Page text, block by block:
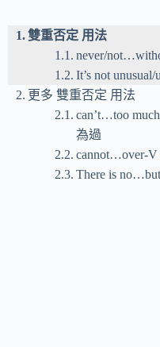
雙重否定 用法
never/
It’s not
更多 雙重否定 用法
can’t…too
為過
cannot…over-
There is